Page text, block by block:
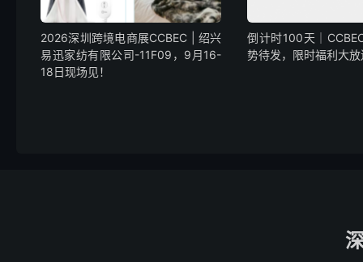
2026深圳跨境电商展CCBEC | 绍兴
易迅家纺有限公司-11F09，9月16-
18日现场见！
倒计时100天｜
势待发，限时福利大